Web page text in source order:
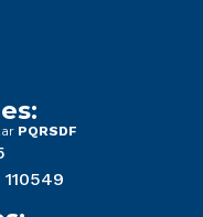
PQRSDF
110549